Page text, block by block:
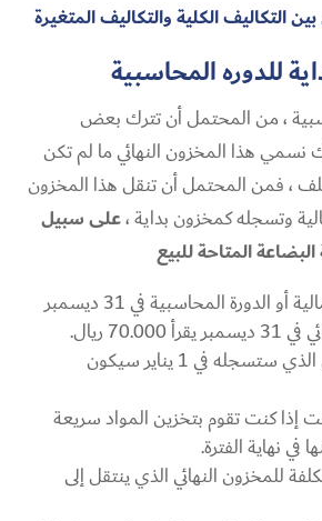
التكاليف الكلية والتكاليف المتغيرة
للدوره المحاسبية
، من المحتمل أن تترك بعض
هذا المخزون النهائي ما لم تكن
، فمن المحتمل أن تنقل هذا المخزون
وتسجله كمخزون بداية ،على سبيل
المتاحة للبيع
إذا انتهت الفترة المالية أو الدورة المحاسبية في 31 ديسمبر
ريال.
فإن المخزون الأول الذي ستسجله في 1 يناير سيكون
إذا كنت تقوم بتخزين المواد سريعة
نهاية الفترة.
للمخزون النهائي الذي ينتقل إلى